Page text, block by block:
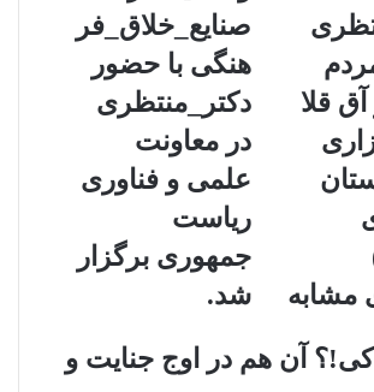
صنایع_خلاق_فر
هنگی با حضور
دکتر_منتظری
در معاونت
علمی و فناوری
ریاست
جمهوری برگزار
شد.
قلا
مشابه
آن هم در اوج جنایت و